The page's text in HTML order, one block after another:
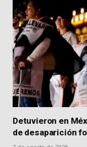
Detuvieron en
de desaparición